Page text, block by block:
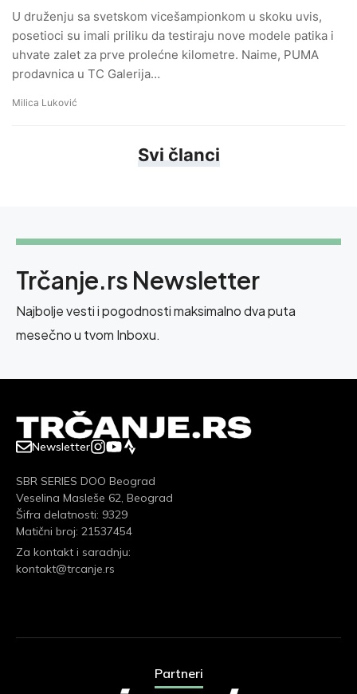
U druženju sa svetskom vicešampionkom u skoku uvis,
posetioci su imali priliku da testiraju nove modele patika i
uhvate zalet za prve prolećne kilometre. Naime, PUMA
prodavnica u TC Galerija…
Milica Luković
Svi članci
Trčanje.rs Newsletter
Najbolje vesti i pogodnosti maksimalno dva puta
mesečno u tvom Inboxu.
Newsletter
SBR SERIES DOO Beograd
Veselina Masleše 62, Beograd
Šifra delatnosti: 9329
Matični broj: 21537454
Za kontakt i saradnju:
kontakt@trcanje.rs
Partneri